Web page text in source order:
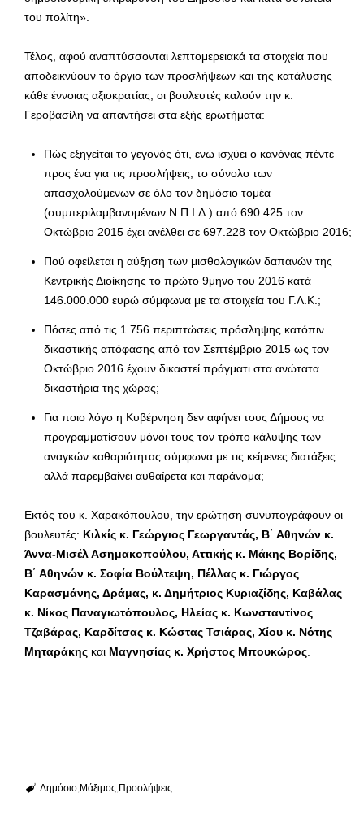
του πολίτη».
Τέλος, αφού αναπτύσσονται λεπτομερειακά τα στοιχεία που
αποδεικνύουν το όργιο των προσλήψεων και της κατάλυσης
κάθε έννοιας αξιοκρατίας, οι βουλευτές καλούν την κ.
Γεροβασίλη να απαντήσει στα εξής ερωτήματα:
Πώς εξηγείται το γεγονός ότι, ενώ ισχύει ο κανόνας πέντε
προς ένα για τις προσλήψεις, το σύνολο των
απασχολούμενων σε όλο τον δημόσιο τομέα
(συμπεριλαμβανομένων Ν.Π.Ι.Δ.) από 690.425 τον
Οκτώβριο 2015 έχει ανέλθει σε 697.228 τον Οκτώβριο 2016;
Πού οφείλεται η αύξηση των μισθολογικών δαπανών της
Κεντρικής Διοίκησης το πρώτο 9μηνο του 2016 κατά
146.000.000 ευρώ σύμφωνα με τα στοιχεία του Γ.Λ.Κ.;
Πόσες από τις 1.756 περιπτώσεις πρόσληψης κατόπιν
δικαστικής απόφασης από τον Σεπτέμβριο 2015 ως τον
Οκτώβριο 2016 έχουν δικαστεί πράγματι στα ανώτατα
δικαστήρια της χώρας;
Για ποιο λόγο η Κυβέρνηση δεν αφήνει τους Δήμους να
προγραμματίσουν μόνοι τους τον τρόπο κάλυψης των
αναγκών καθαριότητας σύμφωνα με τις κείμενες διατάξεις
αλλά παρεμβαίνει αυθαίρετα και παράνομα;
Εκτός του κ. Χαρακόπουλου, την ερώτηση συνυπογράφουν οι
βουλευτές: Κιλκίς κ. Γεώργιος Γεωργαντάς, Β΄ Αθηνών κ.
Άννα-Μισέλ Ασημακοπούλου, Αττικής κ. Μάκης Βορίδης,
Β΄ Αθηνών κ. Σοφία Βούλτεψη, Πέλλας κ. Γιώργος
Καρασμάνης, Δράμας, κ. Δημήτριος Κυριαζίδης, Καβάλας
κ. Νίκος Παναγιωτόπουλος, Ηλείας κ. Κωνσταντίνος
Τζαβάρας, Καρδίτσας κ. Κώστας Τσιάρας, Χίου κ. Νότης
Μηταράκης και Μαγνησίας κ. Χρήστος Μπουκώρος.
Δημόσιο Μάξιμος Προσλήψεις